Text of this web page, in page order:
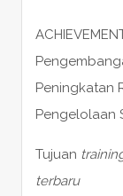
Peningkatan
Pengelolaan
Tujuan
terbaru